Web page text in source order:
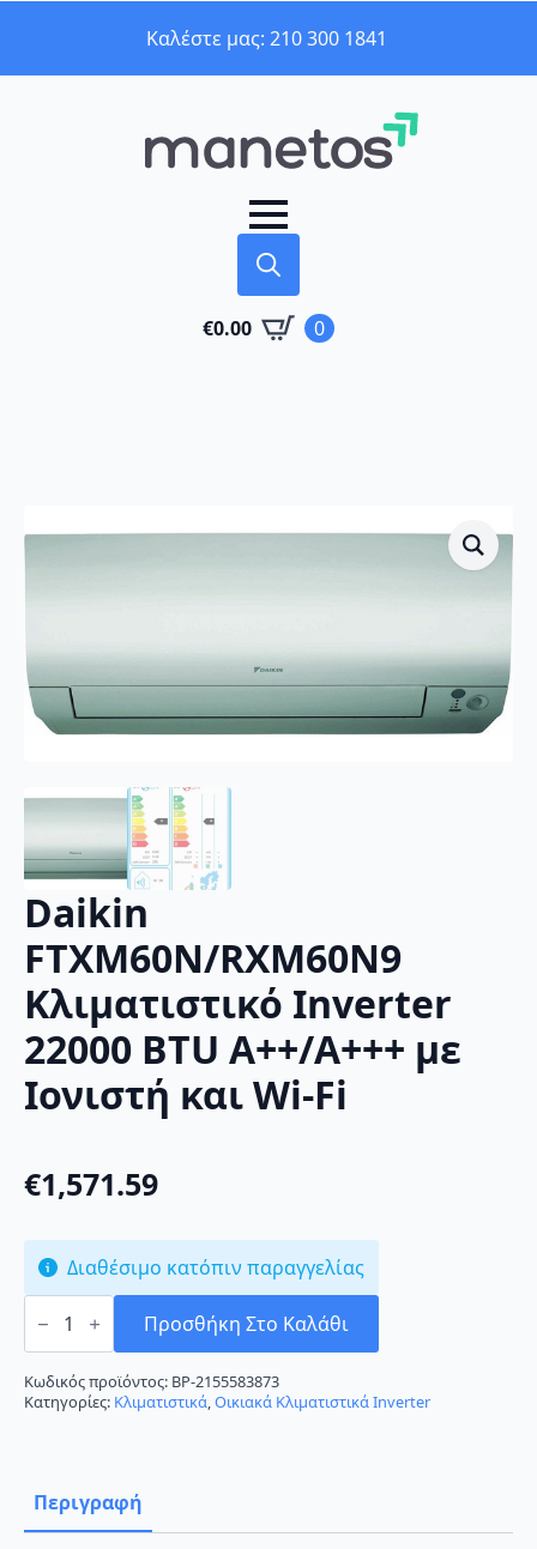
Καλέστε μας: 210 300 1841
for:
€0.00 0
Daikin
FTXM60N/RXM60N9
Κλιματιστικό Inverter
22000 BTU A++/A+++ με
Ιονιστή και Wi-Fi
€1,571.59
Διαθέσιμο κατόπιν παραγγελίας
Daikin
FTXM60N/RXM60N9
Inverter
22000
BTU
A++/A+++
Wi-
Fi
ποσότητα
Προσθήκη Στο Καλάθι
Κωδικός προϊόντος: BP-2155583873
Κατηγορίες: Κλιματιστικά,Οικιακά Κλιματιστικά Inverter
Περιγραφή